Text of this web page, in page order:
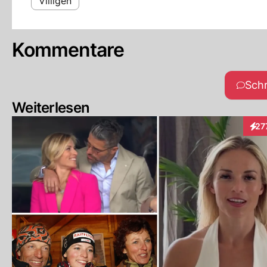
Kommentare
Weiterlesen